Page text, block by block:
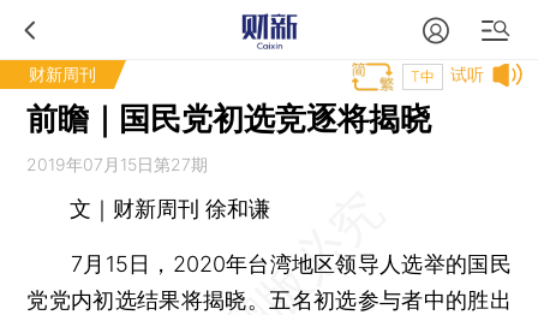
财新周刊 试听
T中
前瞻｜国民党初选竞逐将揭晓
2019年07月15日第27期
文｜财新周刊 徐和谦
7月15日，2020年台湾地区领导人选举的国民
党党内初选结果将揭晓。五名初选参与者中的胜出